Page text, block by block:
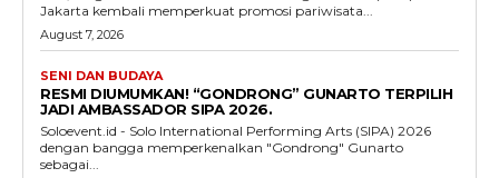
Jakarta kembali memperkuat promosi pariwisata...
August 7, 2026
SENI DAN BUDAYA
RESMI DIUMUMKAN! “GONDRONG” GUNARTO TERPILIH
JADI AMBASSADOR SIPA 2026.
Soloevent.id - Solo International Performing Arts (SIPA) 2026
dengan bangga memperkenalkan "Gondrong" Gunarto
sebagai...